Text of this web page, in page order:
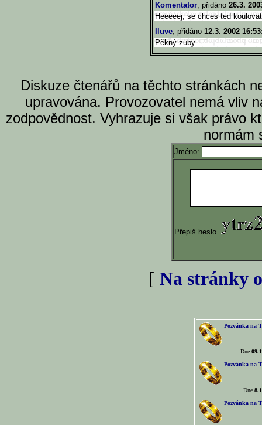
Komentator, přidáno 26.3.
Heeeeej, se chces ted
Iluve, přidáno 12.3. 2002
Pěkný zuby.......
Diskuze čtenářů na těchto stránkách
upravována. Provozovatel nemá vliv
zodpovědnost. Vyhrazuje si však právo
normám
Jméno:
Přepiš heslo
[ Na stránky
Pozvánka na
Dne
Pozvánka na
Dne
Pozvánka na